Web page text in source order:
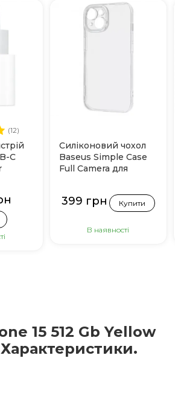
(12)
C
Силіконовий чохол
Baseus Simple Case
Full Camera для
399 грн Купити
В наявності
15 512 Gb Yellow